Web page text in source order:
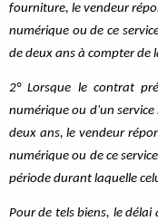
fourniture, le vendeur
numérique ou de ce
de deux ans à compter de
2° Lorsque le contrat
numérique ou d'un
deux ans, le vendeur
numérique ou de ce
période durant laquelle
Pour de tels biens, le